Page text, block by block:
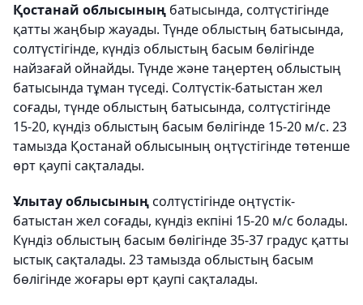
Қостанай облысының батысында, солтүстігінде
қатты жаңбыр жауады. Түнде облыстың батысында,
солтүстігінде, күндіз облыстың басым бөлігінде
найзағай ойнайды. Түнде және таңертең облыстың
батысында тұман түседі. Солтүстік-батыстан жел
соғады, түнде облыстың батысында, солтүстігінде
15-20, күндіз облыстың басым бөлігінде 15-20 м/с. 23
тамызда Қостанай облысының оңтүстігінде төтенше
өрт қаупі сақталады.
Ұлытау облысыныңсолтүстігінде оңтүстік-
батыстан жел соғады, күндіз екпіні 15-20 м/с болады.
Күндіз облыстың басым бөлігінде 35-37 градус қатты
ыстық сақталады. 23 тамызда облыстың басым
бөлігінде жоғары өрт қаупі сақталады.